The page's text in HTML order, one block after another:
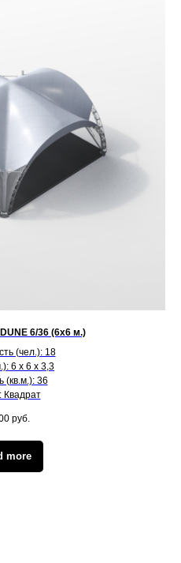
6/36 (6х6 м.)
(чел.): 18
6 х 6 х 3,3
(кв.м.): 36
руб.
more